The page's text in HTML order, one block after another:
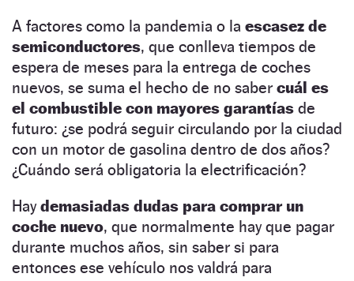
A factores como la pandemia o la escasez de
semiconductores, que conlleva tiempos de
espera de meses para la entrega de coches
nuevos, se suma el hecho de no saber cuál es
el combustible con mayores garantías de
futuro: ¿se podrá seguir circulando por la ciudad
con un motor de gasolina dentro de dos años?
¿Cuándo será obligatoria la electrificación?
Haydemasiadas dudas para comprar un
coche nuevo, que normalmente hay que pagar
durante muchos años, sin saber si para
entonces ese vehículo nos valdrá para